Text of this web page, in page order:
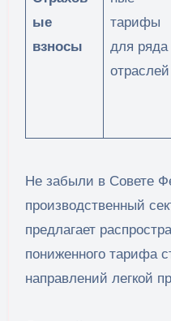
ые
взносы
тарифы
для ряда
отраслей
Не забыли в Совете
производственный
предлагает
пониженного тарифа
направлений легкой